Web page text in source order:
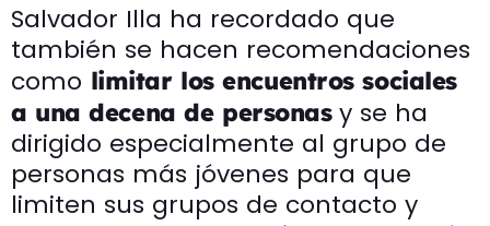
Salvador Illa ha recordado que
también se hacen recomendaciones
como limitar los encuentros sociales
a una decena de personasy se ha
dirigido especialmente al grupo de
personas más jóvenes para que
limiten sus grupos de contacto y